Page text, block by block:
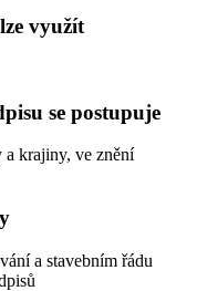
využít
se postupuje
a krajiny, ve znění
a stavebním řádu